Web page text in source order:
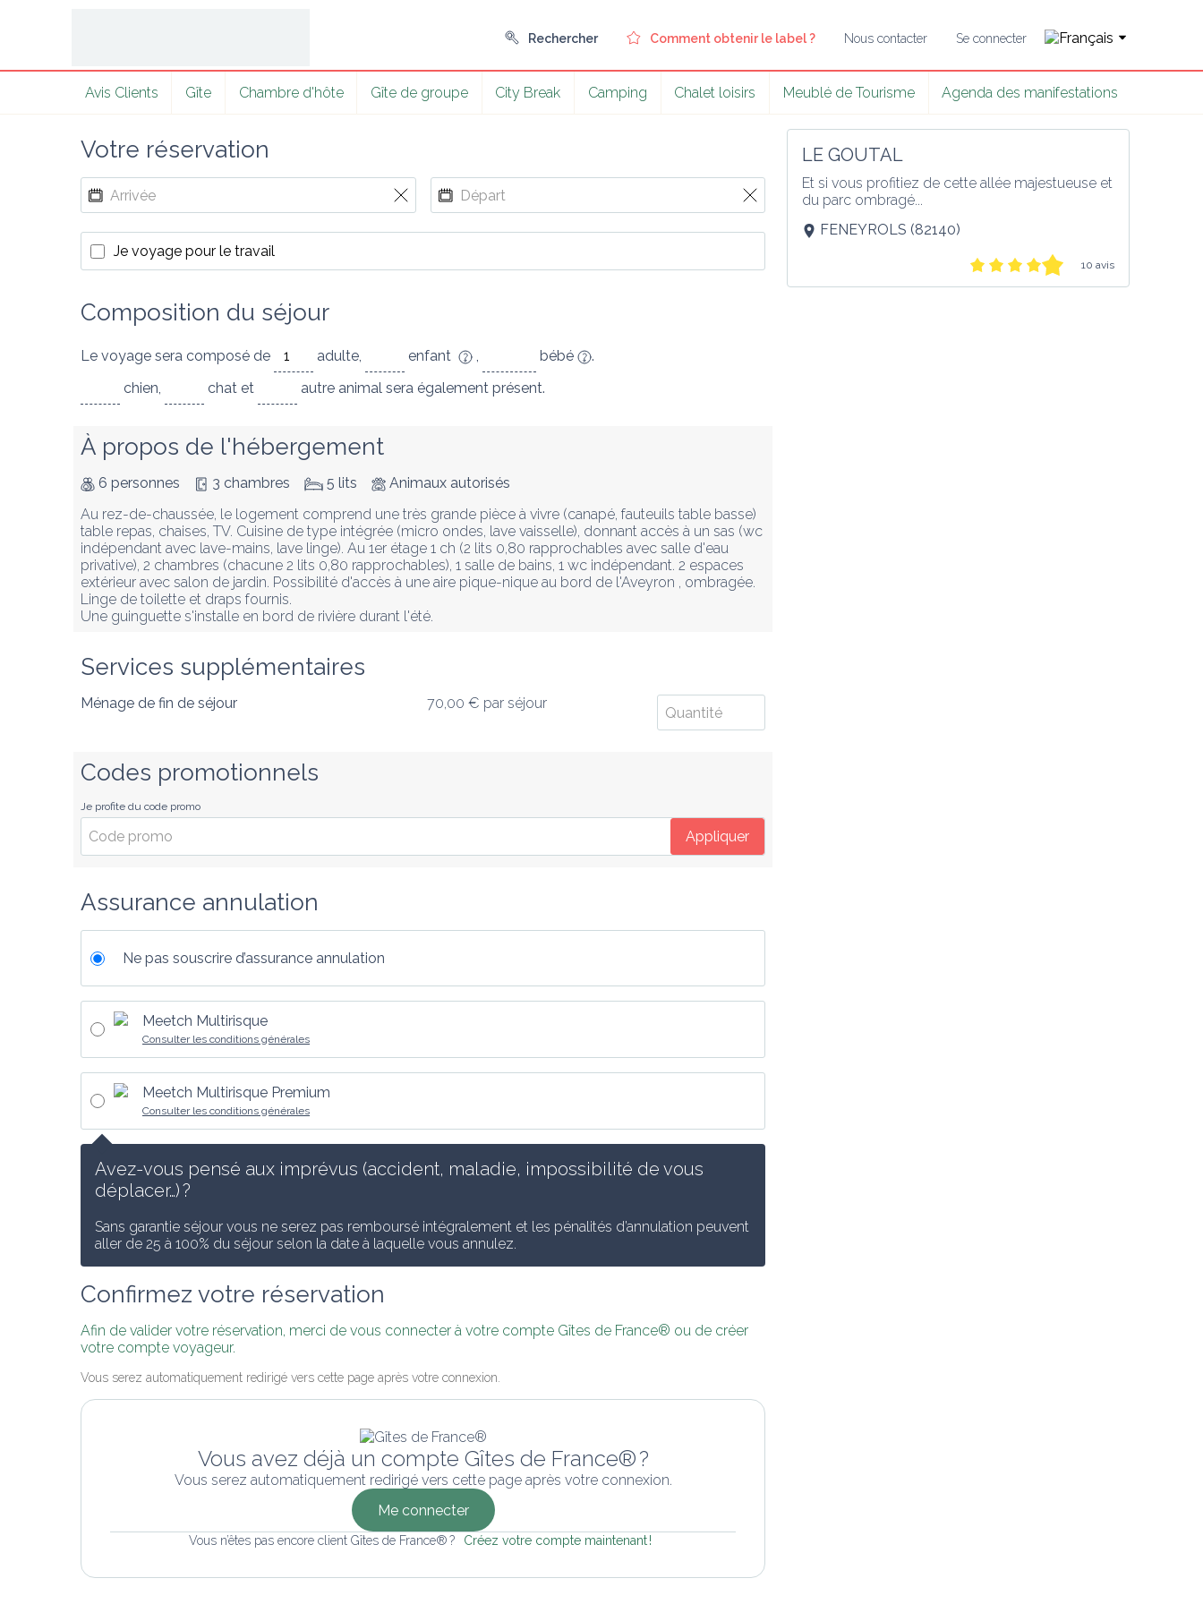
Rechercher Comment obtenir le label ? Nous contacter Se connecter
Avis Clients Gîte Chambre d'hôte Gîte de groupe City Break Camping Chalet loisirs Meublé de Tourisme Agenda des manifestations
Votre réservation
Je voyage pour le travail
Composition du séjour
Le voyage sera composé de adulte, enfant , bébé
.
chien, chat et autre animal sera également présent.
À propos de l'hébergement
6 personnes 3 chambres 5 lits
Animaux autorisés
Au rez-de-chaussée, le logement comprend une très grande pièce à vivre (canapé, fauteuils table basse)
table repas, chaises, TV. Cuisine de type intégrée (micro ondes, lave vaisselle), donnant accès à un sas (wc
indépendant avec lave-mains, lave linge). Au 1er étage 1 ch (2 lits 0,80 rapprochables avec salle d'eau
privative), 2 chambres (chacune 2 lits 0,80 rapprochables), 1 salle de bains, 1 wc indépendant. 2 espaces
extérieur avec salon de jardin. Possibilité d'accès à une aire pique-nique au bord de l'Aveyron , ombragée.
Linge de toilette et draps fournis.
Une guinguette s'installe en bord de rivière durant l'été.
Services supplémentaires
Ménage de fin de séjour 70,00 € par séjour
Codes promotionnels
Je profite du code promo
Appliquer
Assurance annulation
Ne pas souscrire d’assurance annulation
Meetch Multirisque
Consulter les conditions générales
Meetch Multirisque Premium
Consulter les conditions générales
Avez-vous pensé aux imprévus (accident, maladie, impossibilité de vous
déplacer…) ?
Sans garantie séjour vous ne serez pas remboursé intégralement et les pénalités d’annulation peuvent
aller de 25 à 100% du séjour selon la date à laquelle vous annulez.
Confirmez votre réservation
Afin de valider votre réservation, merci de vous connecter à votre compte Gîtes de France® ou de créer
votre compte voyageur.
Vous serez automatiquement redirigé vers cette page après votre connexion.
Vous avez déjà un compte Gîtes de France® ?
Vous serez automatiquement redirigé vers cette page après votre connexion.
Me connecter
Vous n’êtes pas encore client Gîtes de France® ? Créez votre compte maintenant !
LE GOUTAL
Et si vous profitiez de cette allée majestueuse et
du parc ombragé...
FENEYROLS (82140)
10 avis